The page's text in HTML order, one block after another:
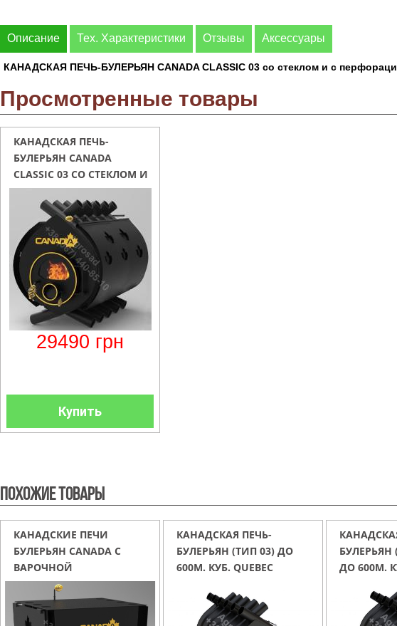
Описание Тех. Характеристики Отзывы Аксессуары
КАНАДСКАЯ ПЕЧЬ-БУЛЕРЬЯН CANADA CLASSIC 03 со стеклом и с
Просмотренные товары
КАНАДСКАЯ ПЕЧЬ-
БУЛЕРЬЯН CANADA
CLASSIC 03 СО СТЕКЛОМ И
С ПЕРФОРАЦИЕЙ
29490 грн
Купить
Похожие товары
КАНАДСКИЕ ПЕЧИ
БУЛЕРЬЯН CANADA С
ВАРОЧНОЙ
ПОВЕРХНОСТЬЮ
03+СТЕКЛО И ЗАЩИТНЫЙ
КОЖУХ
КАНАДСКАЯ ПЕЧЬ-
БУЛЕРЬЯН (ТИП 03) ДО
600М. КУБ. QUEBEC
БУЛЕРЬЯН
ДО 600М.
(СТЕКЛО